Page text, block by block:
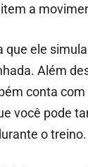
a
que ele
Além
conta
você pode
o treino.